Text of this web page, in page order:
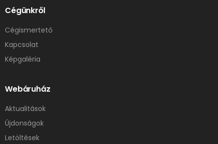
Cégünkről
Cégismertető
Kapcsolat
Képgaléria
Webáruház
Aktualitások
Újdonságok
Letöltések